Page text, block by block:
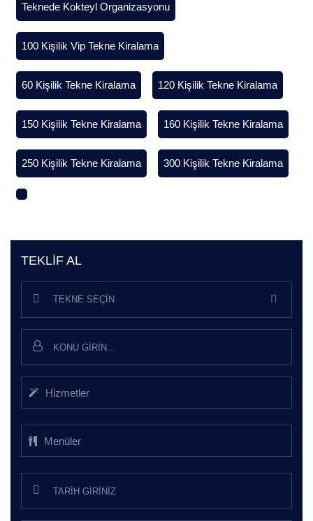
Teknede Kokteyl Organizasyonu
100 Kişilik Vip Tekne Kiralama
60 Kişilik Tekne Kiralama 120 Kişilik Tekne Kiralama
150 Kişilik Tekne Kiralama 160 Kişilik Tekne Kiralama
250 Kişilik Tekne Kiralama 300 Kişilik Tekne Kiralama
TEKLIF AL
TEKNE SEÇIN
Hizmetler
Menüler